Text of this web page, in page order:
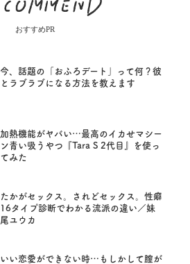
おすすめPR
今、話題の「おふろデート」って何？彼
とラブラブになる方法を教えます
加熱機能がヤバい…最高のイカせマシー
ン青い吸うやつ『Tara S 2代目』を使っ
てみた
たかがセックス。されどセックス。性癖
16タイプ診断でわかる流派の違い／妹
尾ユウカ
いい恋愛ができない時…もしかして膣が